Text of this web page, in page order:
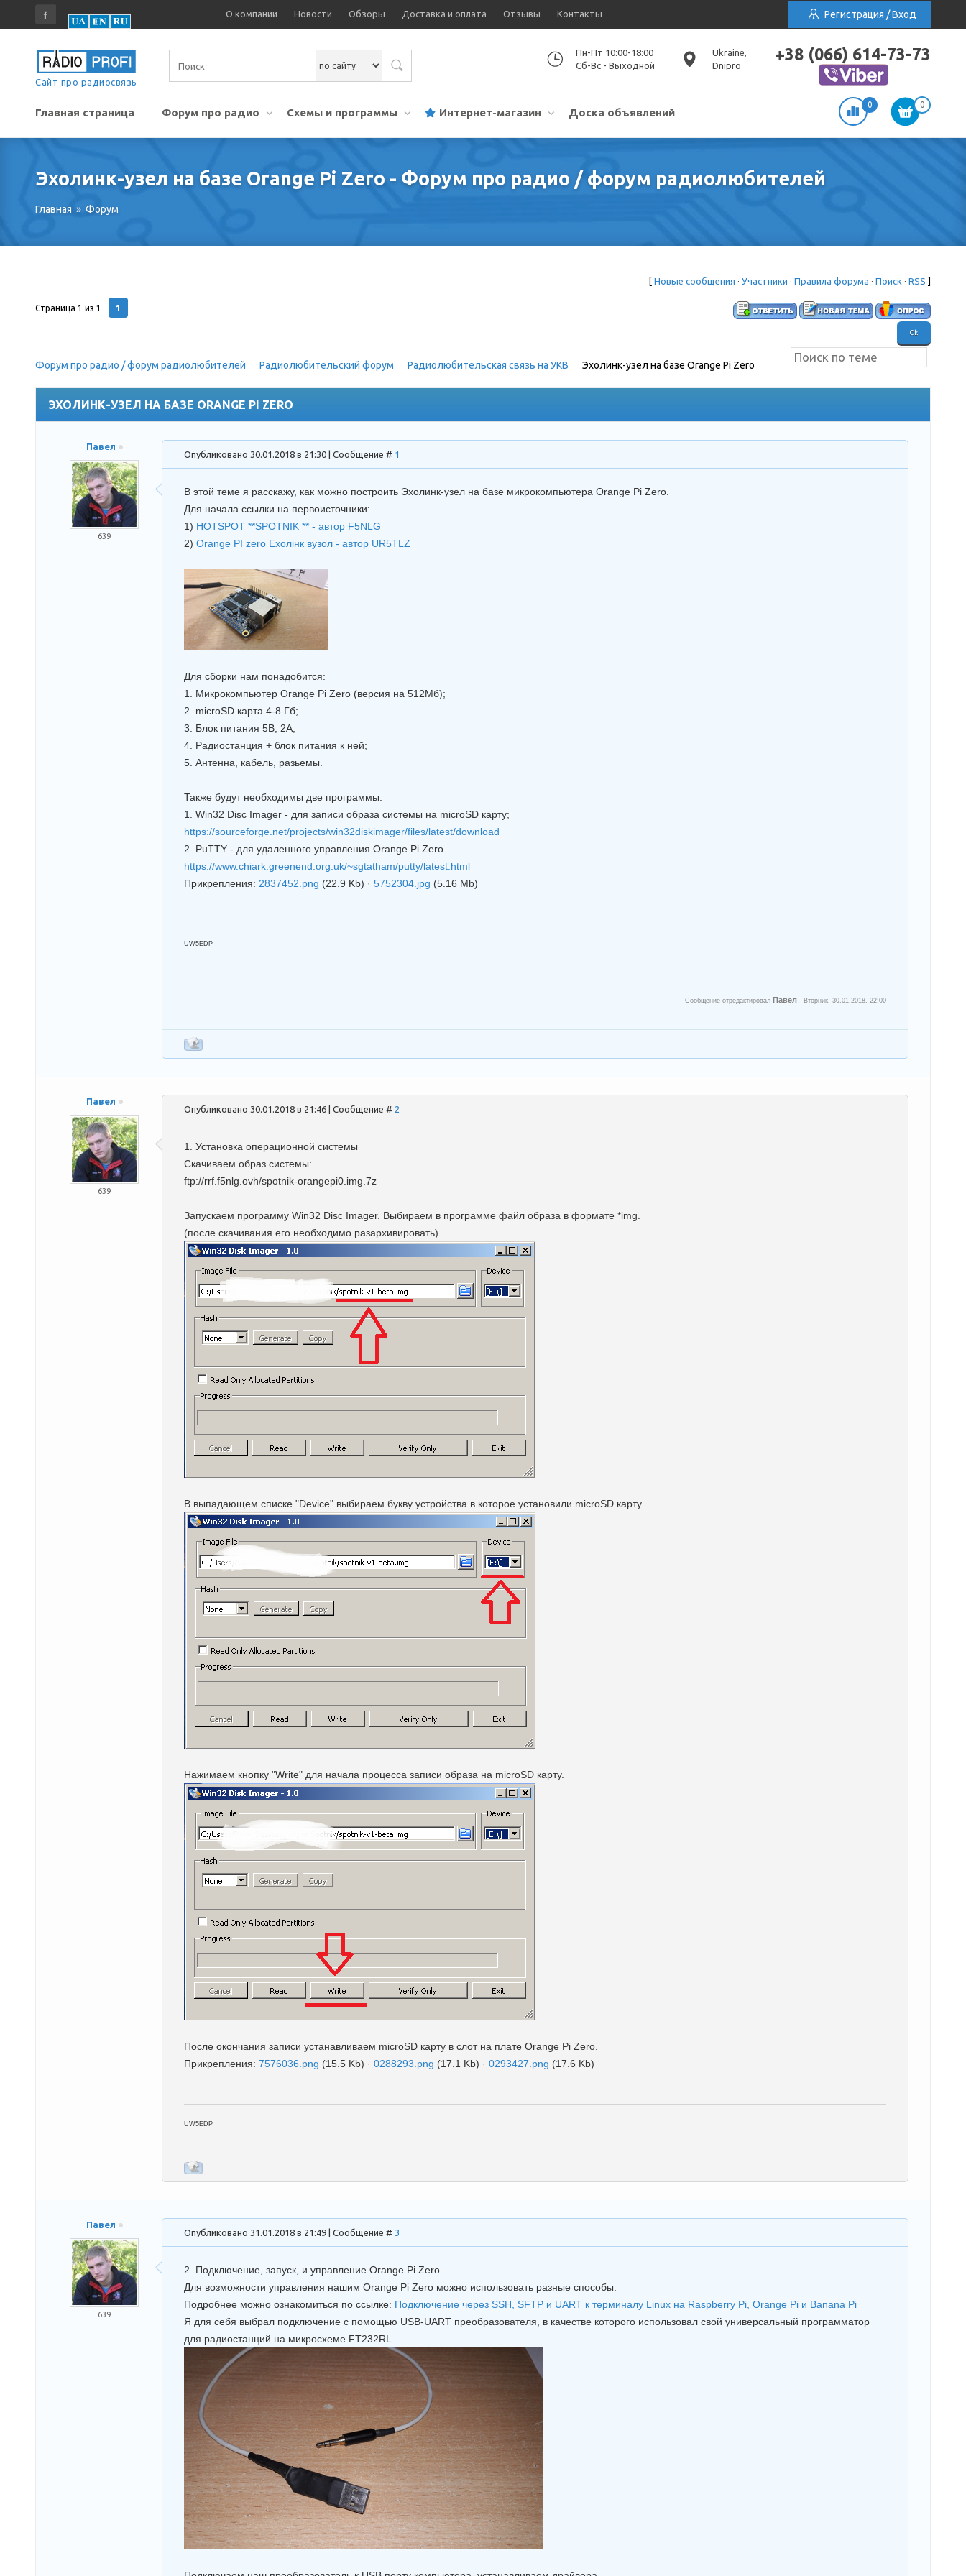
О компании Новости Обзоры Доставка и оплата Отзывы Контакты Регистрация / Вход
Сайт про радиосвязь
Пн-Пт 10:00-18:00
Сб-Вс - Выходной
Ukraine,
Dnipro
+38 (066) 614-73-73
Главная страница Форум про радио Схемы и программы Интернет-магазин Доска объявлений
0 0
Эхолинк-узел на базе Orange Pi Zero - Форум про радио / форум радиолюбителей
Главная » Форум
[ Новые сообщения · Участники · Правила форума · Поиск · RSS ]
Страница 1 из 1 1
Форум про радио / форум радиолюбителей Радиолюбительский форум Радиолюбительская связь на УКВ
Эхолинк-узел на базе Orange Pi Zero
ЭХОЛИНК-УЗЕЛ НА БАЗЕ ORANGE PI ZERO
Павел
639
Опубликовано 30.01.2018 в 21:30 | Сообщение # 1
В этой теме я расскажу, как можно построить Эхолинк-узел на базе микрокомпьютера Orange Pi Zero.
Для начала ссылки на первоисточники:
1) HOTSPOT **SPOTNIK ** - автор F5NLG
2) Orange PI zero Ехолінк вузол - автор UR5TLZ
Для сборки нам понадобится:
1. Микрокомпьютер Orange Pi Zero (версия на 512Мб);
2. microSD карта 4-8 Гб;
3. Блок питания 5В, 2А;
4. Радиостанция + блок питания к ней;
5. Антенна, кабель, разьемы.
Также будут необходимы две программы:
1. Win32 Disc Imager - для записи образа системы на microSD карту;
https://sourceforge.net/projects/win32diskimager/files/latest/download
2. PuTTY - для удаленного управления Orange Pi Zero.
https://www.chiark.greenend.org.uk/~sgtatham/putty/latest.html
Прикрепления: 2837452.png (22.9 Kb) · 5752304.jpg (5.16 Mb)
UW5EDP
Сообщение отредактировал Павел - Вторник, 30.01.2018, 22:00
Павел
639
Опубликовано 30.01.2018 в 21:46 | Сообщение # 2
1. Установка операционной системы
Скачиваем образ системы:
ftp://rrf.f5nlg.ovh/spotnik-orangepi0.img.7z
Запускаем программу Win32 Disc Imager. Выбираем в программе файл образа в формате *img.
(после скачивания его необходимо разархивировать)
В выпадающем списке "Device" выбираем букву устройства в которое установили microSD карту.
Нажимаем кнопку "Write" для начала процесса записи образа на microSD карту.
После окончания записи устанавливаем microSD карту в слот на плате Orange Pi Zero.
Прикрепления: 7576036.png (15.5 Kb) · 0288293.png (17.1 Kb) · 0293427.png (17.6 Kb)
UW5EDP
Павел
639
Опубликовано 31.01.2018 в 21:49 | Сообщение # 3
2. Подключение, запуск, и управление Orange Pi Zero
Для возможности управления нашим Orange Pi Zero можно использовать разные способы.
Подробнее можно ознакомиться по ссылке: Подключение через SSH, SFTP и UART к терминалу Linux на Raspberry Pi, Orange Pi и Banana Pi
Я для себя выбрал подключение с помощью USB-UART преобразователя, в качестве которого использовал свой универсальный программатор
для радиостанций на микросхеме FT232RL